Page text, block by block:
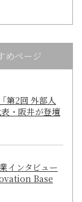
めページ
第2回 外部人
・阪井が登壇
インタビュー
Base